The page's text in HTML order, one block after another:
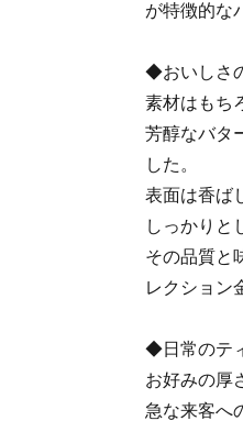
が特徴的な
◆おいしさ
素材はもち
芳醇なバタ
した。
表面は香ば
しっかりと
その品質と
レクション
◆日常のテ
お好みの厚
急な来客へ